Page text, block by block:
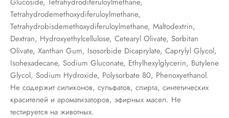
Tetrahydrodemethoxydiferuloylmethane,
Tetrahydrobisdemethoxydiferuloylmethane, Maltodextrin,
Dextran, Hydroxyethylcellulose, Cetearyl Olivate, Sorbitan
Olivate, Xanthan Gum, Isosorbide Dicaprylate, Caprylyl Glycol,
Isohexadecane, Sodium Gluconate, Ethylhexylglycerin, Butylene
Glycol, Sodium Hydroxide, Polysorbate 80, Phenoxyethanol.
Не содержит силиконов, сульфатов, спирта, синтетических
красителей и ароматизаторов, эфирных масел. Не
тестируется на животных.